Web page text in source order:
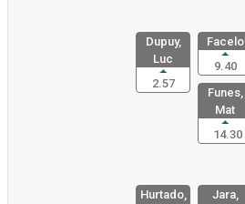
Dupuy,
Luc
2.57
Facelo
9.40
Funes,
Mat
14.30
Hurtado,
Jara,